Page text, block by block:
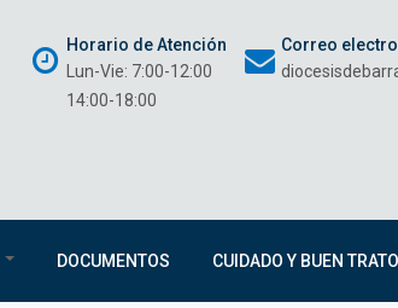
Horario de Atención
Lun-Vie: 7:00-12:00
14:00-18:00
Correo
DOCUMENTOS CUIDADO Y BUEN TRATO